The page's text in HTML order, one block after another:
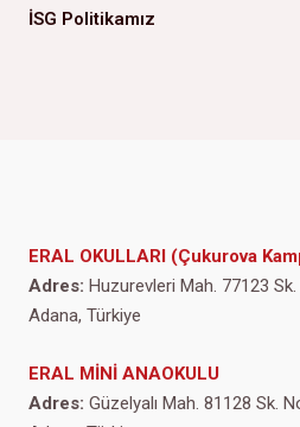
İSG Politikamız
ERAL OKULLARI (Çukurova
Adres: Huzurevleri Mah. 77123
Adana, Türkiye
ERAL MİNİ ANAOKULU
Adres: Güzelyalı Mah. 81128 Sk.